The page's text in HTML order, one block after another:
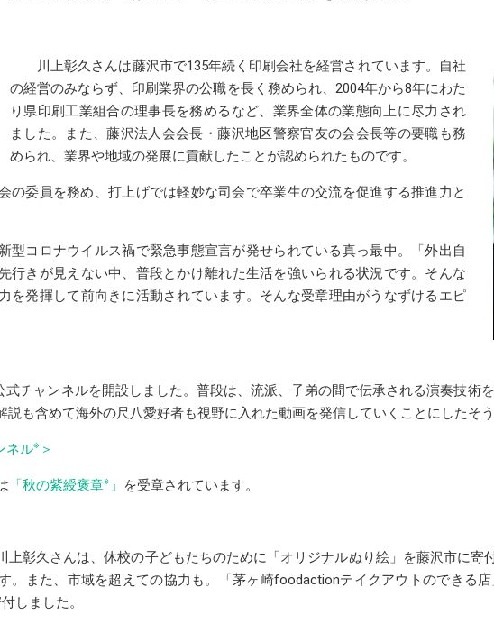
川上彰久さんは藤沢市で135年続く印刷会社を経営されています。自社
の経営のみならず、印刷業界の公職を長く務められ、2004年から8年にわた
り県印刷工業組合の理事長を務めるなど、業界全体の業態向上に尽力され
ました。また、藤沢法人会会長・藤沢地区警察官友の会会長等の要職も務
められ、業界や地域の発展に貢献したことが認められたものです。
委員を務め、打上げでは軽妙な司会で卒業生の交流を促進する推進力と
型コロナウイルス禍で緊急事態宣言が発せられている真っ最中。「外出自
行きが見えない中、普段とかけ離れた生活を強いられる状況です。そんな
を発揮して前向きに活動されています。そんな受章理由がうなずけるエピ
チャンネルを開設しました。普段は、流派、子弟の間で伝承される演奏技術
も含めて海外の尺八愛好者も視野に入れた動画を発信していくことにしたそう
ネル※ ＞
「秋の紫綬褒章※ 」 を受章されています。
彰久さんは、休校の子どもたちのために「オリジナルぬり絵」を藤沢市に寄
。また、市域を超えての協力も。「茅ヶ崎foodactionテイクアウトのできる
しました。